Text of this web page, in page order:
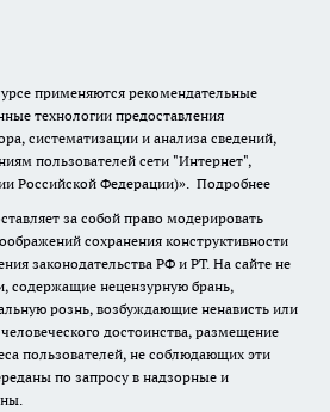
применяются рекомендательные
технологии предоставления
систематизации и анализа сведений,
пользователей сети "Интернет",
Российской Федерации)». Подробнее
за собой право модерировать
сохранения конструктивности
законодательства РФ и РТ. На сайте не
содержащие нецензурную брань,
рознь, возбуждающие ненависть или
достоинства, размещение
пользователей, не соблюдающих эти
по запросу в надзорные и